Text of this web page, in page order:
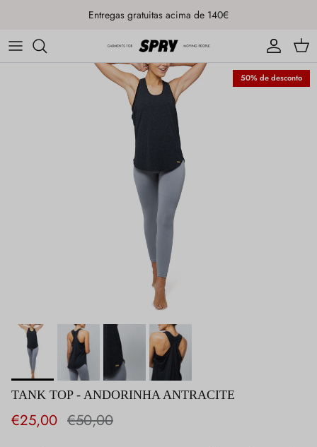
Entregas gratuitas acima de 140€
Conta
50% de desconto
TANK TOP - ANDORINHA ANTRACITE
€25,00 €50,00